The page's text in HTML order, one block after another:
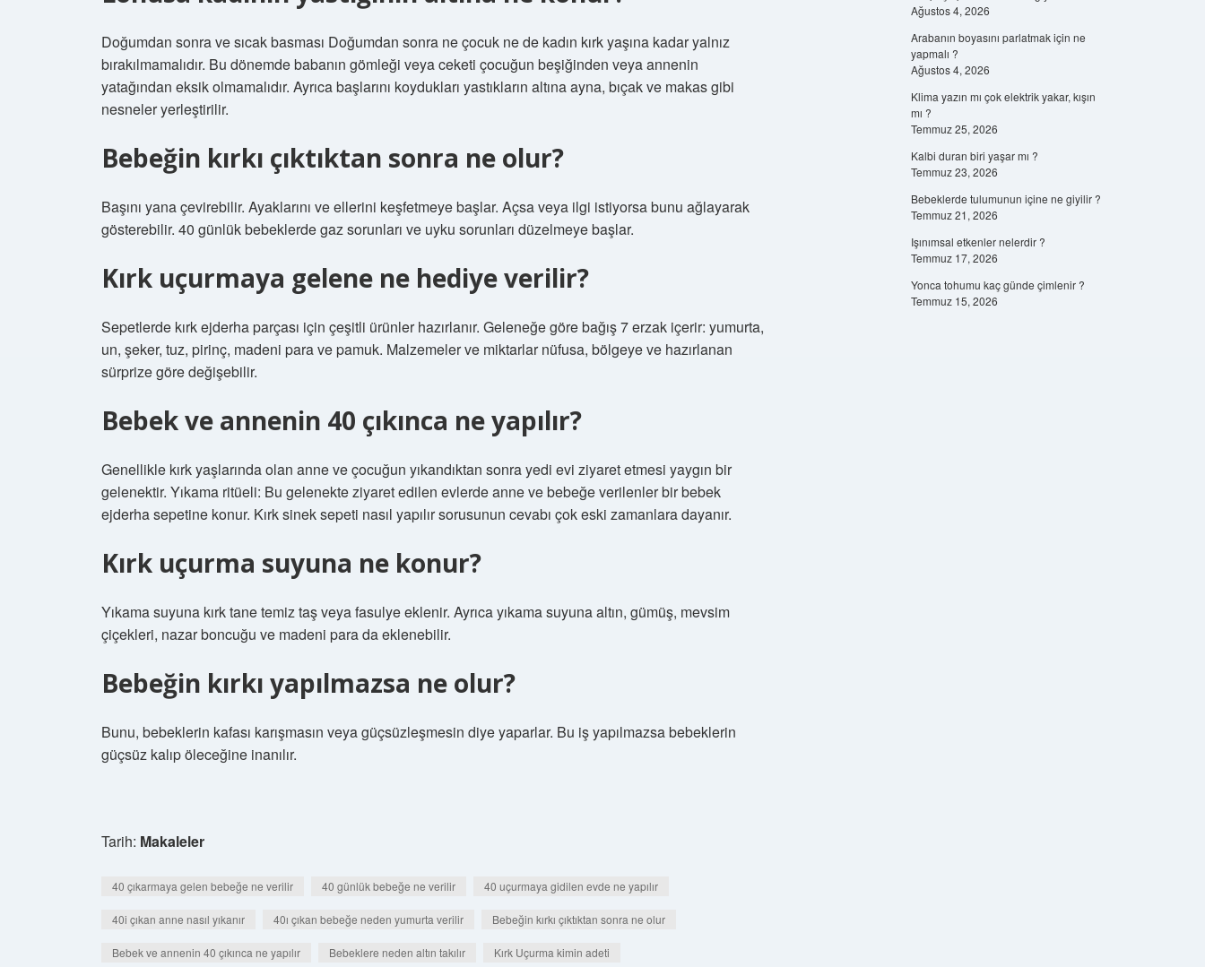
Doğumdan sonra ve sıcak basması Doğumdan sonra ne çocuk ne de kadın kırk yaşına kadar yalnız
bırakılmamalıdır. Bu dönemde babanın gömleği veya ceketi çocuğun beşiğinden veya annenin
yatağından eksik olmamalıdır. Ayrıca başlarını koydukları yastıkların altına ayna, bıçak ve makas gibi
nesneler yerleştirilir.
Bebeğin kırkı çıktıktan sonra ne olur?
Başını yana çevirebilir. Ayaklarını ve ellerini keşfetmeye başlar. Açsa veya ilgi istiyorsa bunu ağlayarak
gösterebilir. 40 günlük bebeklerde gaz sorunları ve uyku sorunları düzelmeye başlar.
Kırk uçurmaya gelene ne hediye verilir?
Sepetlerde kırk ejderha parçası için çeşitli ürünler hazırlanır. Geleneğe göre bağış 7 erzak içerir: yumurta,
un, şeker, tuz, pirinç, madeni para ve pamuk. Malzemeler ve miktarlar nüfusa, bölgeye ve hazırlanan
sürprize göre değişebilir.
Bebek ve annenin 40 çıkınca ne yapılır?
Genellikle kırk yaşlarında olan anne ve çocuğun yıkandıktan sonra yedi evi ziyaret etmesi yaygın bir
gelenektir. Yıkama ritüeli: Bu gelenekte ziyaret edilen evlerde anne ve bebeğe verilenler bir bebek
ejderha sepetine konur. Kırk sinek sepeti nasıl yapılır sorusunun cevabı çok eski zamanlara dayanır.
Kırk uçurma suyuna ne konur?
Yıkama suyuna kırk tane temiz taş veya fasulye eklenir. Ayrıca yıkama suyuna altın, gümüş, mevsim
çiçekleri, nazar boncuğu ve madeni para da eklenebilir.
Bebeğin kırkı yapılmazsa ne olur?
Bunu, bebeklerin kafası karışmasın veya güçsüzleşmesin diye yaparlar. Bu iş yapılmazsa bebeklerin
güçsüz kalıp öleceğine inanılır.
Tarih: Makaleler
40 çıkarmaya gelen bebeğe ne verilir 40 günlük bebeğe ne verilir 40 uçurmaya gidilen evde ne yapılır
40i çıkan anne nasıl yıkanır 40ı çıkan bebeğe neden yumurta verilir Bebeğin kırkı çıktıktan sonra ne olur
Bebek ve annenin 40 çıkınca ne yapılır Bebeklere neden altın takılır Kırk Uçurma kimin adeti
Ağustos 4, 2026
Arabanın boyasını parlatmak için ne
yapmalı ?
Ağustos 4, 2026
Klima yazın mı çok elektrik yakar, kışın
mı ?
Temmuz 25, 2026
Kalbi duran biri yaşar mı ?
Temmuz 23, 2026
Bebeklerde tulumunun içine ne giyilir ?
Temmuz 21, 2026
Işınımsal etkenler nelerdir ?
Temmuz 17, 2026
Yonca tohumu kaç günde çimlenir ?
Temmuz 15, 2026